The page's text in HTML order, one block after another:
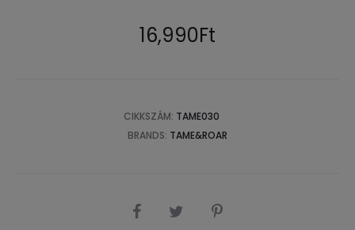
16,990Ft
CIKKSZÁM: TAME030
BRANDS: TAME&ROAR
SHARE